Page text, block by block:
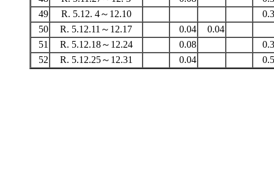
49
R. 5.12. 4～12.10
50
R. 5.12.11～12.17 0.04
0.04
51
R. 5.12.18～12.24 0.08
52
R. 5.12.25～12.31 0.04